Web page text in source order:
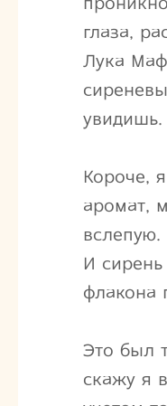
глаза,
Лука
увидишь.
Короче,
аромат,
вслепую.
И
флакона
Это был
скажу я